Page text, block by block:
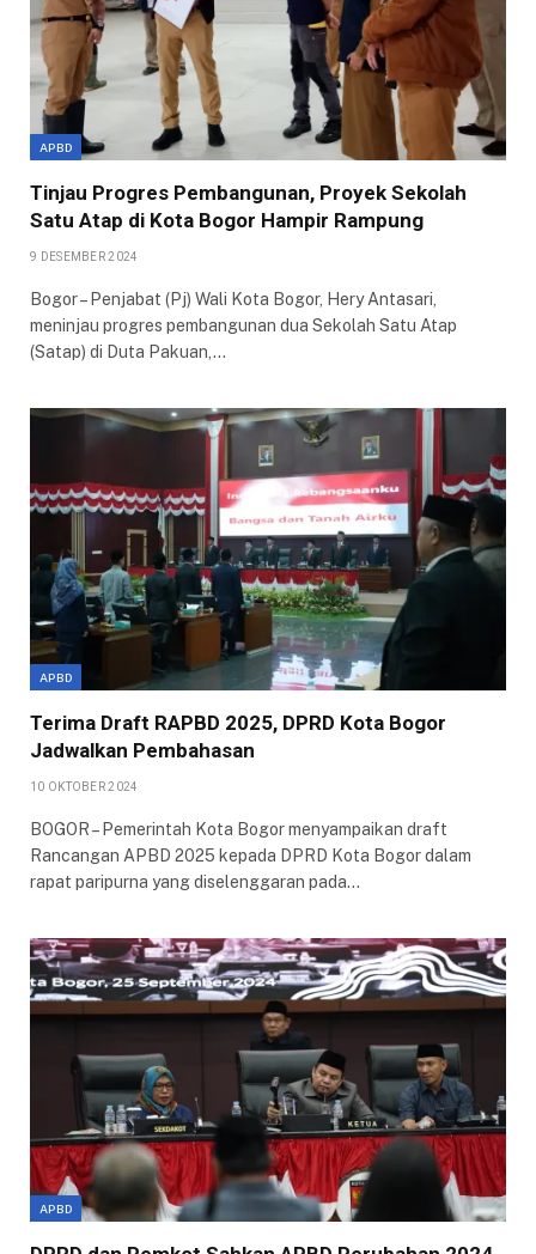
APBD
Tinjau Progres Pembangunan, Proyek Sekolah
Satu Atap di Kota Bogor Hampir Rampung
9 DESEMBER 2024
Bogor – Penjabat (Pj) Wali Kota Bogor, Hery Antasari,
meninjau progres pembangunan dua Sekolah Satu Atap
(Satap) di Duta Pakuan,…
APBD
Terima Draft RAPBD 2025, DPRD Kota Bogor
Jadwalkan Pembahasan
10 OKTOBER 2024
BOGOR – Pemerintah Kota Bogor menyampaikan draft
Rancangan APBD 2025 kepada DPRD Kota Bogor dalam
rapat paripurna yang diselenggaran pada…
APBD